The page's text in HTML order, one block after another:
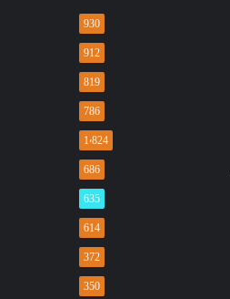
930
912
819
786
1٬824
686
635
614
372
350